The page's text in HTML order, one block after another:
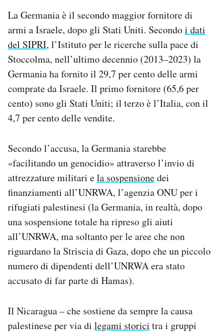
La Germania è il secondo maggior fornitore di
armi a Israele, dopo gli Stati Uniti. Secondoi dati
del SIPRI, l’Istituto per le ricerche sulla pace di
Stoccolma, nell’ultimo decennio (2013–2023) la
Germania ha fornito il 29,7 per cento delle armi
comprate da Israele. Il primo fornitore (65,6 per
cento) sono gli Stati Uniti; il terzo è l’Italia, con il
4,7 per cento delle vendite.
Secondo l’accusa, la Germania starebbe
«facilitando un genocidio» attraverso l’invio di
attrezzature militari ela sospensionedei
finanziamenti all’UNRWA, l’agenzia ONU per i
rifugiati palestinesi (la Germania, in realtà, dopo
una sospensione totale ha ripreso gli aiuti
all’UNRWA, ma soltanto per le aree che non
riguardano la Striscia di Gaza, dopo che un piccolo
numero di dipendenti dell’UNRWA era stato
accusato di far parte di Hamas).
Il Nicaragua – che sostiene da sempre la causa
palestinese per via di legami storici tra i gruppi